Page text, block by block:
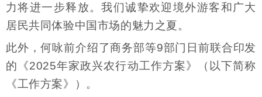
力将进一步释放。我们诚挚欢迎境外游客和广大
居民共同体验中国市场的魅力之夏。
此外，何咏前介绍了商务部等9部门日前联合印发
的《2025年家政兴农行动工作方案》（以下简称
《工作方案》）。